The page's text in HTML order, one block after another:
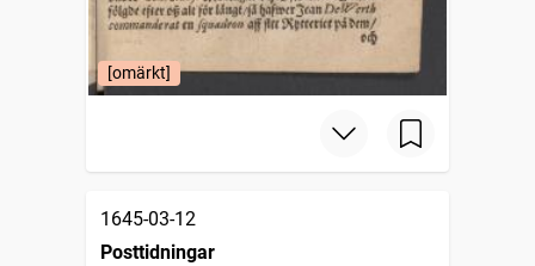
[omärkt]
1645-03-12
Posttidningar